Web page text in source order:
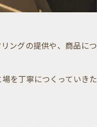
ングの提供や、商品につ
を丁寧につくっていきた